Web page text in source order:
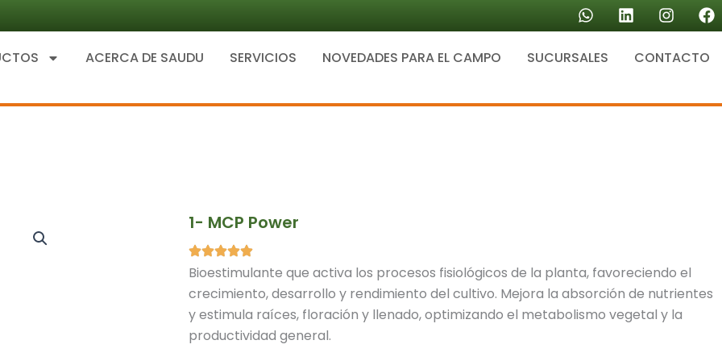
W
h
t
p
L
i
i
I
n
t
r
F
a
e
o
ACERCA DE SAUDU SERVICIOS NOVEDADES PARA EL CAMPO SUCURSALES CONTACTO
1- MCP Power
Bioestimulante que activa los procesos fisiológicos de la planta, favoreciendo el
crecimiento, desarrollo y rendimiento del cultivo. Mejora la absorción de nutrientes
y estimula raíces, floración y llenado, optimizando el metabolismo vegetal y la
productividad general.